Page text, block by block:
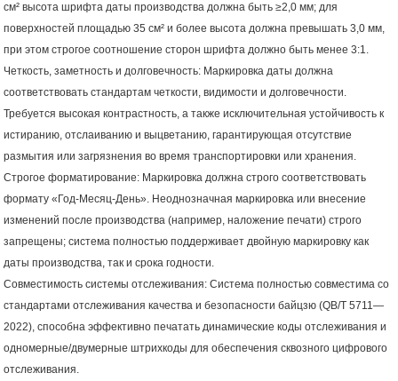
см² высота шрифта даты производства должна быть ≥2,0 мм; для
поверхностей площадью 35 см² и более высота должна превышать 3,0 мм,
при этом строгое соотношение сторон шрифта должно быть менее 3:1.
Четкость, заметность и долговечность: Маркировка даты должна
соответствовать стандартам четкости, видимости и долговечности.
Требуется высокая контрастность, а также исключительная устойчивость к
истиранию, отслаиванию и выцветанию, гарантирующая отсутствие
размытия или загрязнения во время транспортировки или хранения.
Строгое форматирование: Маркировка должна строго соответствовать
формату «Год-Месяц-День». Неоднозначная маркировка или внесение
изменений после производства (например, наложение печати) строго
запрещены; система полностью поддерживает двойную маркировку как
даты производства, так и срока годности.
Совместимость системы отслеживания: Система полностью совместима со
стандартами отслеживания качества и безопасности байцзю (QB/T 5711—
2022), способна эффективно печатать динамические коды отслеживания и
одномерные/двумерные штрихкоды для обеспечения сквозного цифрового
отслеживания.